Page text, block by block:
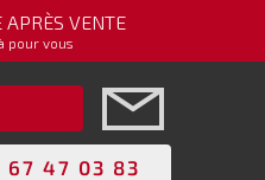
APRÈS VENTE
pour vous
67 47 03 83